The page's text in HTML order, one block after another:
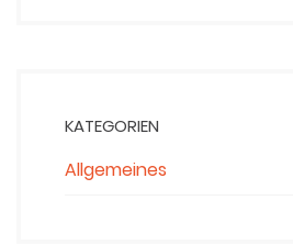
KATEGORIEN
Allgemeines